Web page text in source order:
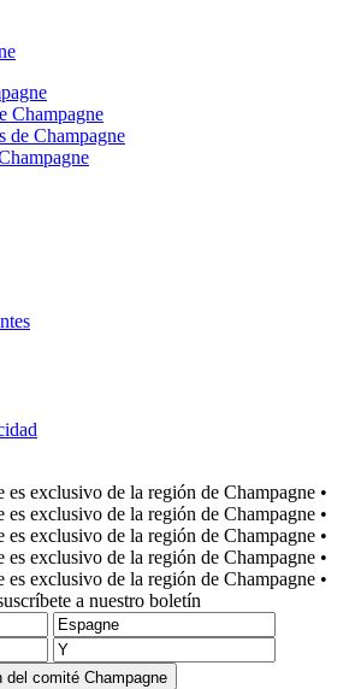
Champagne
de Champagne
exclusivo de la región de Champagne •
exclusivo de la región de Champagne •
exclusivo de la región de Champagne •
exclusivo de la región de Champagne •
exclusivo de la región de Champagne •
a nuestro boletín
del comité Champagne